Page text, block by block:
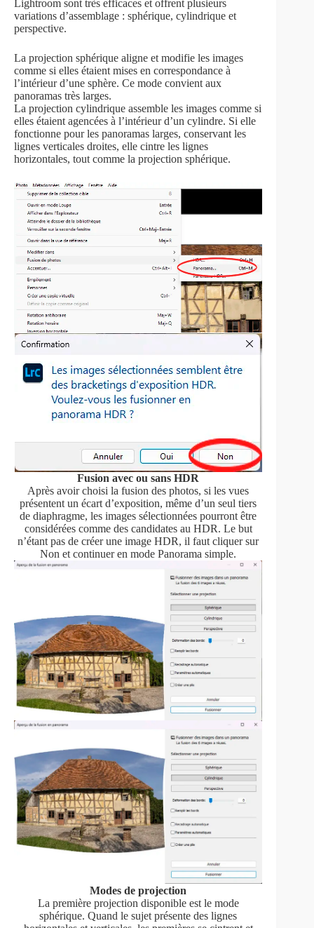
Lightroom sont très efficaces et offrent plusieurs
variations d’assemblage : sphérique, cylindrique et
perspective.
La projection sphérique aligne et modifie les images
comme si elles étaient mises en correspondance à
l’intérieur d’une sphère. Ce mode convient aux
panoramas très larges.
La projection cylindrique assemble les images comme si
elles étaient agencées à l’intérieur d’un cylindre. Si elle
fonctionne pour les panoramas larges, conservant les
lignes verticales droites, elle cintre les lignes
horizontales, tout comme la projection sphérique.
Fusion avec ou sans HDR
Après avoir choisi la fusion des photos, si les vues
présentent un écart d’exposition, même d’un seul tiers
de diaphragme, les images sélectionnées pourront être
considérées comme des candidates au HDR. Le but
n’étant pas de créer une image HDR, il faut cliquer sur
Non et continuer en mode Panorama simple.
Modes de projection
La première projection disponible est le mode
sphérique. Quand le sujet présente des lignes